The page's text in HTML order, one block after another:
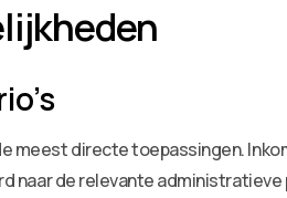
meest directe toepassingen.
de relevante